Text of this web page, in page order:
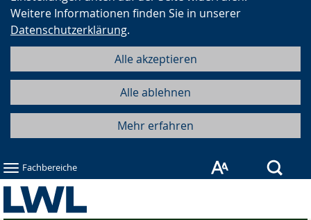
Weitere Informationen finden Sie in unserer
Datenschutzerklärung.
Alle akzeptieren
Alle ablehnen
Mehr erfahren
Fachbereiche